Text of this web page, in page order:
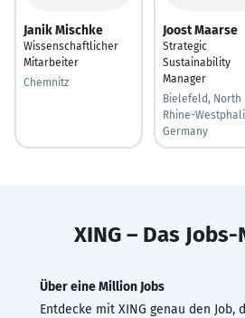
Janik Mischke
Wissenschaftlicher
Mitarbeiter
Chemnitz
Joost Maarse
Strategic
Sustainability
Manager
Bielefeld, North
Rhine-
Germany
XING – Das
Über eine Million Jobs
Entdecke mit XING genau den Job,